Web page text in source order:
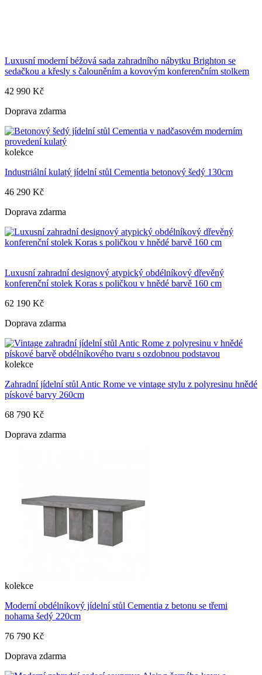
Luxusní moderní béžová sada zahradního nábytku Brighton se
sedačkou a křesly s čalouněním a kovovým konferenčním stolkem
42 990 Kč
Doprava zdarma
kolekce
Industriální kulatý jídelní stůl Cementia betonový šedý 130cm
46 290 Kč
Doprava zdarma
Luxusní zahradní designový atypický obdélníkový dřevěný
konferenční stolek Koras s poličkou v hnědé barvě 160 cm
62 190 Kč
Doprava zdarma
kolekce
Zahradní jídelní stůl Antic Rome ve vintage stylu z polyresinu hnědé
pískové barvy 260cm
68 790 Kč
Doprava zdarma
kolekce
Moderní obdélníkový jídelní stůl Cementia z betonu se třemi
nohama šedý 220cm
76 790 Kč
Doprava zdarma